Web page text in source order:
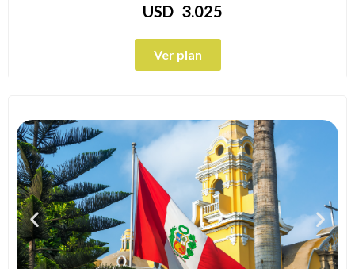
USD 3.025
Ver plan